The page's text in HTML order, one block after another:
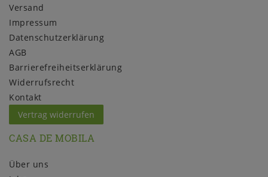
Versand
Impressum
Daten­schutz­erklärung
AGB
Barrierefreiheitserklärung
Widerrufs­recht
Kontakt
Vertrag widerrufen
CASA DE MOBILA
Über uns